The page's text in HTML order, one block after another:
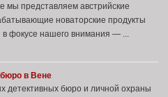
мы представляем австрийские
новаторские продукты
в фокусе нашего внимания — ...
в Вене
детективных бюро и личной охраны